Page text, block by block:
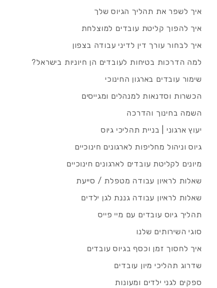
איך לשפר את תהליך הגיוס שלך
איך להפוך קליטת עובדים למוצלחת
איך לבחור עורך דין לדיני עבודה בצפון
למה הדרכות בטיחות לעובדים הן חיוניות בישראל?
שימור עובדים בארגון החינוכי
הכשרות וסדנאות למנהלים ומגייסים
השמה בחינוך והדרכה
יעוץ ארגוני | בניית תהליכי גיוס
גיוס וניהול מחליפות לארגונים חינוכיים
מיונים לקליטת עובדים לארגונים חינוכיים
שאלות לראיון עבודה מטפלת / סייעת
שאלות לראיון עבודה גננת לגן ילדים
תהליך גיוס עובדים עם מיי פייס
סוגי השירותים שלנו
איך לחסוך זמן וכסף בגיוס עובדים
שדרוג תהליכי מיון עובדים
ספקים לגני ילדים ומעונות